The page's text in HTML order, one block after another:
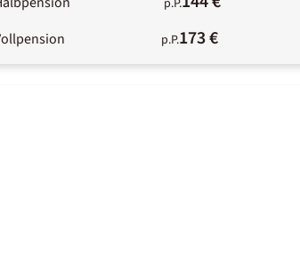
p.P.
p.P.173 €